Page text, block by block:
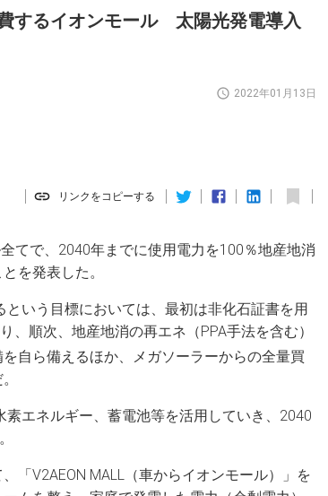
するイオンモール 太陽光発電導入
2022年01月13日
リンクをコピーする
てで、2040年までに使用電力を100％地産地消
を発表した。
いう目標においては、最初は非化石証書を用
、順次、地産地消の再エネ（PPA手法を含む）
自ら備えるほか、メガソーラーからの全量買
エネルギー、蓄電池等を活用していき、2040
「V2AEON MALL（車からイオンモール）」を